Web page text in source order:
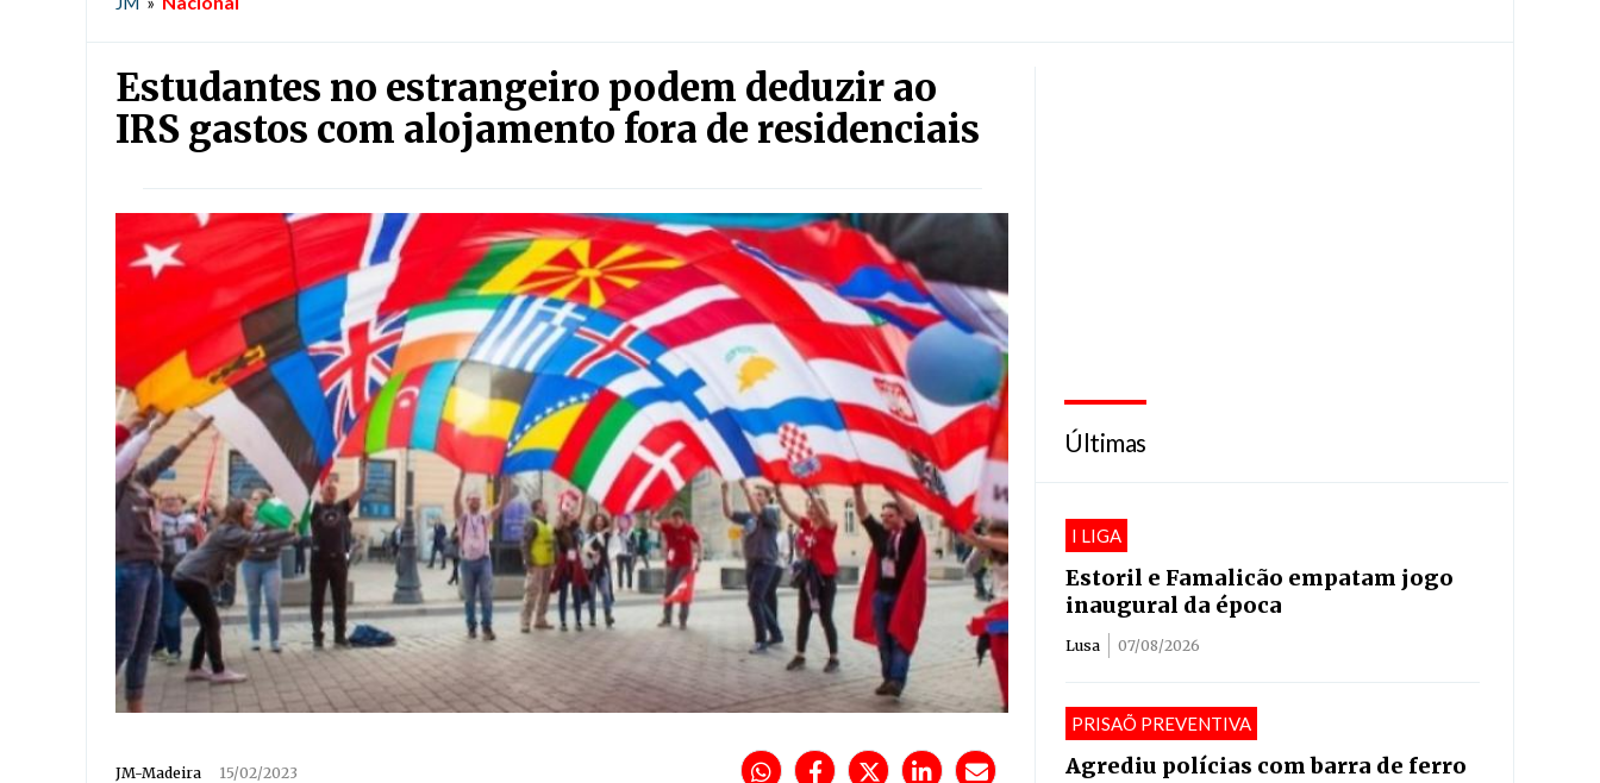
Estudantes no estrangeiro podem deduzir ao
IRS gastos com alojamento fora de residenciais
JM-Madeira 15/02/2023
Últimas
I LIGA
Estoril e Famalicão empatam jogo
inaugural da época
Lusa 07/08/2026
PRISAÕ PREVENTIVA
Agrediu polícias com barra de ferro